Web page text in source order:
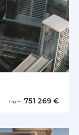
from 751 269 €